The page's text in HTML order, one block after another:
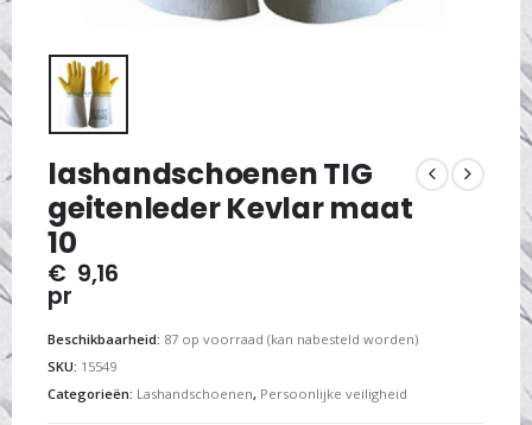
lashandschoenen TIG
geitenleder Kevlar maat
10
€ 9,16
pr
Beschikbaarheid: 87 op voorraad (kan nabesteld worden)
SKU: 15549
Categorieën: Lashandschoenen, Persoonlijke veiligheid